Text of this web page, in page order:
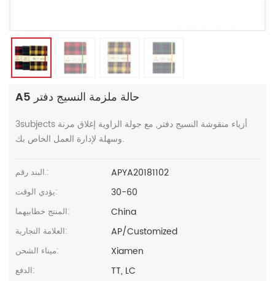
A5 حالة ملزمة النسيج دفتر
3subjects أزياء منقوشة النسيج دفتر, مع جولة الزاوية إغلاق مرنة
وسهلة لإدارة العمل الخاص بك.
البند رقم.: APYA20181102
يؤدي الوقت: 30-60
المنتج خطابيهما: China
العلامة التجارية: AP/Customized
ميناء الشحن: Xiamen
الدفع: TT, LC